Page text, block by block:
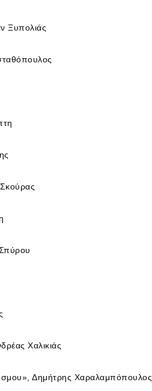
Ξυπολιάς
Χαλικιάς
Δημήτρης Χαραλαμπόπουλος